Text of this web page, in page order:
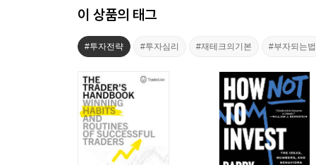
이 상품의 태그
#투자전략 #투자심리 #재테크의기본 #부자되는법